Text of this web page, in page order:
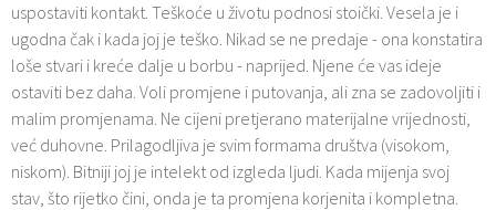
uspostaviti kontakt. Teškoće u životu podnosi stoički. Vesela je i
ugodna čak i kada joj je teško. Nikad se ne predaje - ona konstatira
loše stvari i kreće dalje u borbu - naprijed. Njene će vas ideje
ostaviti bez daha. Voli promjene i putovanja, ali zna se zadovoljiti i
malim promjenama. Ne cijeni pretjerano materijalne vrijednosti,
već duhovne. Prilagodljiva je svim formama društva (visokom,
niskom). Bitniji joj je intelekt od izgleda ljudi. Kada mijenja svoj
stav, što rijetko čini, onda je ta promjena korjenita i kompletna.